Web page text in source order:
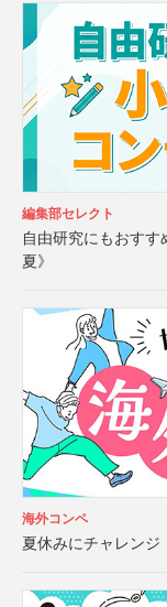
編集部セレクト
自由研究にもおす
夏》
海外コンペ
夏休みにチャレンジ